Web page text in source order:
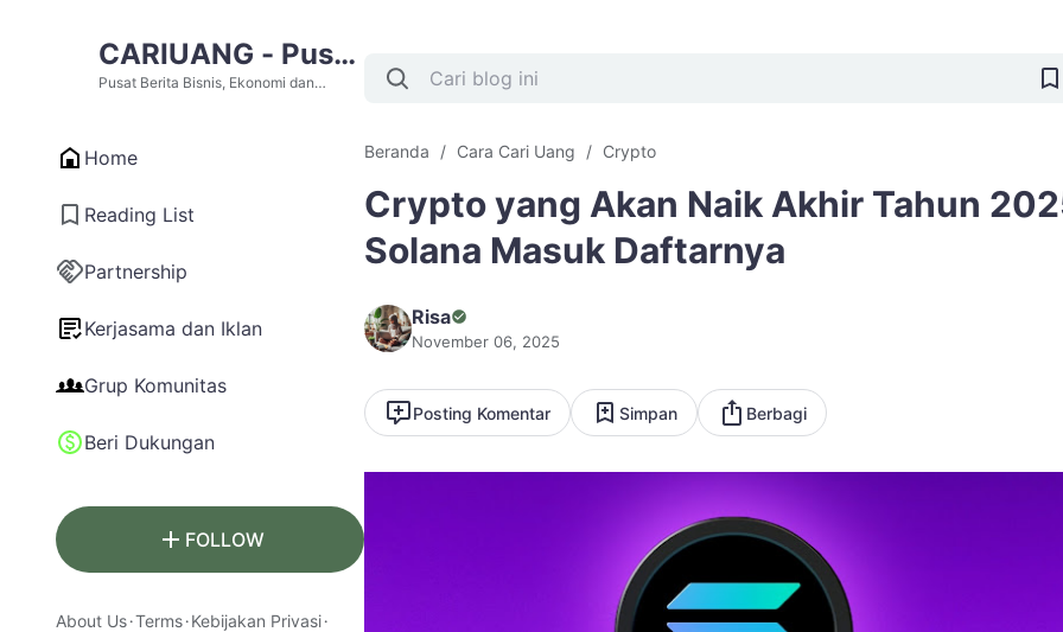
CARIUANG - Pusat
Berita Bisnis,
Uang Terupdate
Hari Ini
Pusat Berita Bisnis, Ekonomi dan
Home
Reading List
Partnership
Kerjasama dan Iklan
Grup Komunitas
Beri Dukungan
FOLLOW
About Us Terms Kebijakan Privasi
Beranda Cara Cari Uang Crypto
Crypto yang Akan Naik Akhir Tahun
Solana Masuk Daftarnya
Risa
November 06, 2025
Posting Komentar Simpan Berbagi